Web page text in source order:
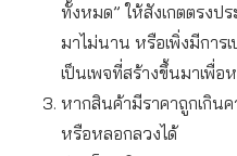
ทั้งหมด” ให้สังเกตตรงป
มาไม่นาน หรือเพิ่งมีการ
เป็นเพจที่สร้างขึ้นมาเพื่อ
หากสินค้ามีราคาถูกเกินค
หรือหลอกลวงได้